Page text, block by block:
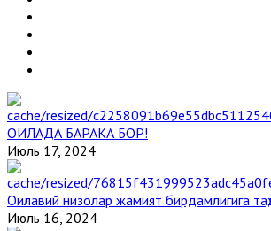
ОИЛАДА БАРАКА БОР!
Июль 17, 2024
Оилавий низолар жамият бирдамлигига
Июль 16, 2024